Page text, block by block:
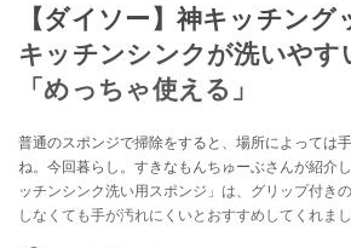
【ダイソー】神キッチング
キッチンシンクが洗いやす
「めっちゃ使える」
普通のスポンジで掃除をすると、場所によっては
ね。今回暮らし。すきなもんちゅーぶさんが紹介
ッチンシンク洗い用スポンジ」は、グリップ付き
しなくても手が汚れにくいとおすすめしてくれま